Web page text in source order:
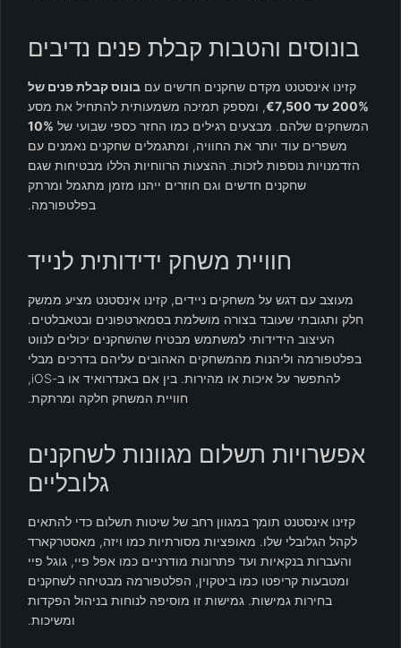
בונוסים והטבות קבלת פנים נדיבים
קזינו אינסטנט מקדם שחקנים חדשים עם בונוס קבלת פנים של
200% עד €7,500
, ומספק תמיכה משמעותית להתחיל את מסע
המשחקים שלהם. מבצעים רגילים כמו החזר כספי שבועי של 10%
משפרים עוד יותר את החוויה, ומתגמלים שחקנים נאמנים עם
הזדמנויות נוספות לזכות. ההצעות הרווחיות הללו מבטיחות שגם
שחקנים חדשים וגם חוזרים ייהנו מזמן מתגמל ומרתק
בפלטפורמה.
חוויית משחק ידידותית לנייד
מעוצב עם דגש על משחקים ניידים, קזינו אינסטנט מציע ממשק
חלק ותגובתי שעובד בצורה מושלמת בסמארטפונים ובטאבלטים.
העיצוב הידידותי למשתמש מבטיח שהשחקנים יכולים לנווט
בפלטפורמה וליהנות מהמשחקים האהובים עליהם בדרכים מבלי
להתפשר על איכות או מהירות. בין אם באנדרואיד או ב-iOS,
חוויית המשחק חלקה ומרתקת.
אפשרויות תשלום מגוונות לשחקנים
גלובליים
קזינו אינסטנט תומך במגוון רחב של שיטות תשלום כדי להתאים
לקהל הגלובלי שלו. מאופציות מסורתיות כמו ויזה, מאסטרקארד
והעברות בנקאיות ועד פתרונות מודרניים כמו אפל פיי, גוגל פיי
ומטבעות קריפטו כמו ביטקוין, הפלטפורמה מבטיחה לשחקנים
בחירות גמישות. גמישות זו מוסיפה לנוחות בניהול הפקדות
ומשיכות.